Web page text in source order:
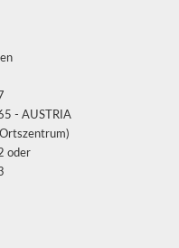
- AUSTRIA
oder